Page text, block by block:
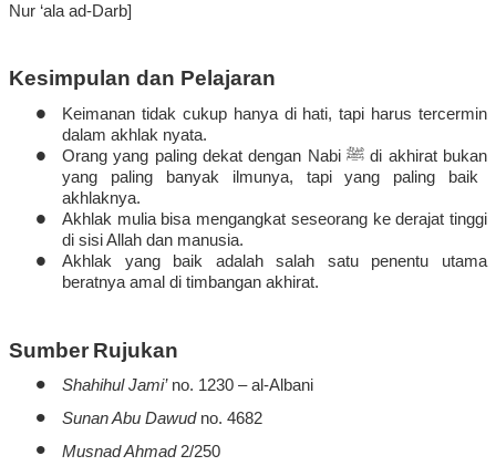
Nur ‘ala ad-Darb]
Kesimpulan dan Pelajaran
• Keimanan tidak cukup hanyadi hati,tapi harus tercermin
dalam akhlak nyata.
• Orang yang paling dekat dengan Nabiﷺ di akhirat bukan
yang paling
banyak ilmunya, tapiyang paling
baik
akhlaknya.
• Akhlak mulia bisa mengangkat seseorang ke derajat tinggi
di sisiAllah dan manusia.
• Akhlak yang baik adalahsalah satu penentu
utama
beratnya amal di timbangan akhirat.
Sumber Rujukan
• ShahihulJami’no. 1230 – al-Albani
• Sunan Abu Dawudno. 4682
• MusnadAhmad2/250